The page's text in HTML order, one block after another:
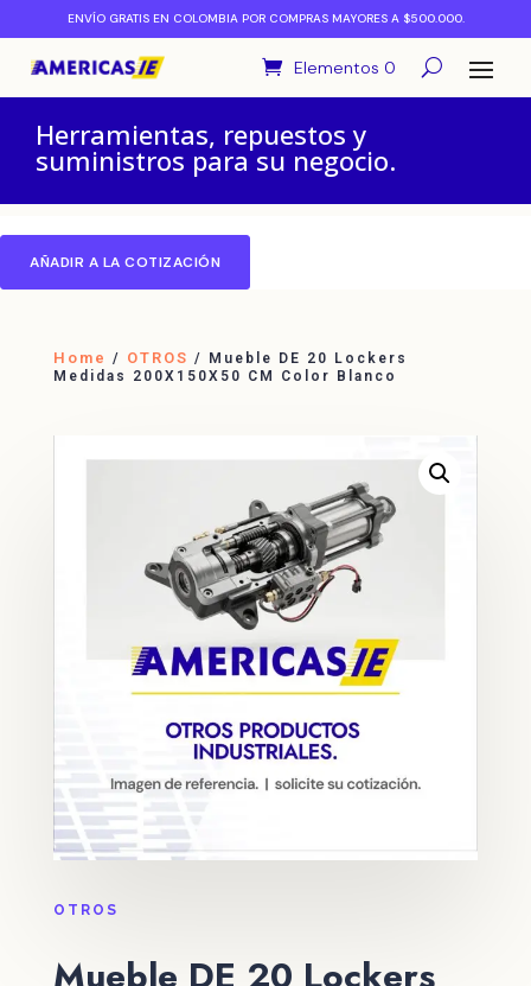
ENVÍO GRATIS EN COLOMBIA POR COMPRAS MAYORES A $500.000.
Elementos 0
Herramientas, repuestos y
suministros para su negocio.
AÑADIR A LA COTIZACIÓN
Home / OTROS / Mueble DE 20 Lockers
Medidas 200X150X50 CM Color Blanco
OTROS